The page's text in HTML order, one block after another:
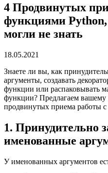
4 Продвинутых
функциями
могли не знать
18.05.2021
Знаете ли вы, как
аргументы, создавать
функции или распаковывать
функции? Предлагаем
продвинутых приема работы
1. Принудительно
именованные
У именованных аргументов